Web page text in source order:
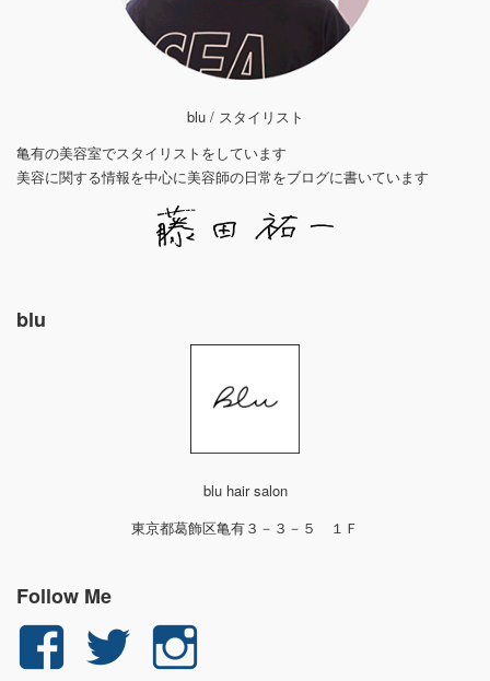
blu / スタイリスト
亀有の美容室でスタイリストをしています
美容に関する情報を中心に美容師の日常をブログに書いています
blu
blu hair salon
東京都葛飾区亀有３－３－５ １Ｆ
Follow Me
yuichi.fujita.351
yu_1_fjt